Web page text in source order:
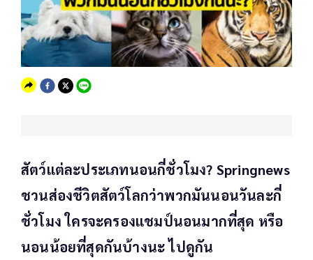
สัตว์แต่ละประเภทนอนกี่ชั่วโมง? Springnews
ชวนส่องชีวิตสัตว์โลกว่าพวกมันนอนวันละกี่
ชั่วโมง ใครจะครองแชมป์นอนมากที่สุด หรือ
นอนน้อยที่สุดกันบ้างนะ ไปดูกัน